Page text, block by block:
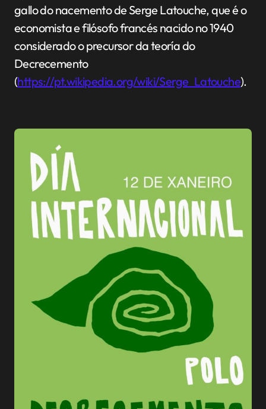
gallo do nacemento de Serge Latouche, que é o
economista e filósofo francés nacido no 1940
considerado o precursor da teoría do
Decrecemento
(https://pt.wikipedia.org/wiki/Serge_Latouche).